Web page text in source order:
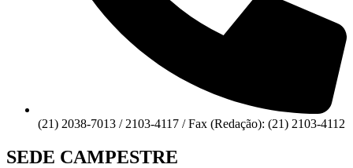
(21) 2038-7013 / 2103-4117 / Fax (Redação): (21) 2103-4112
SEDE CAMPESTRE